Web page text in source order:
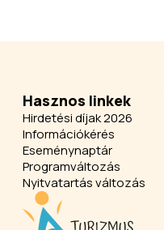
Hasznos linkek
Hirdetési díjak 2026
Információkérés
Eseménynaptár
Programváltozás
Nyitvatartás változás